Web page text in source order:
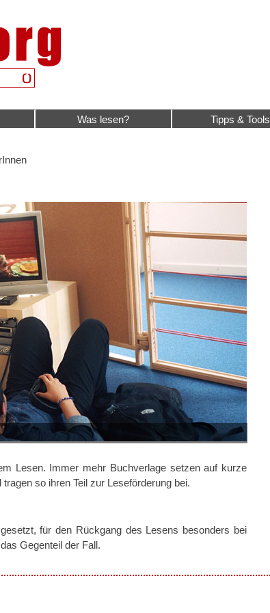
Was lesen? Tipps & Tools
Lesen. Immer mehr Buchverlage setzen auf kurze
so ihren Teil zur Leseförderung bei.
für den Rückgang des Lesens besonders bei
Gegenteil der Fall.